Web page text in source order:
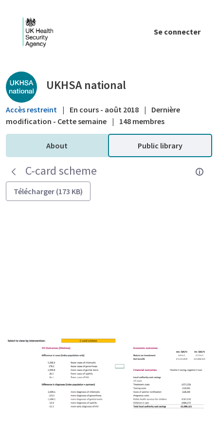
Se connecter
Public library - UKHSA national
UKHSA national
Accès restreint | En cours - août 2018 |
Dernière
modification - Cette semaine | 148 membres
About Public library
C-card scheme
Télécharger (173 KB)